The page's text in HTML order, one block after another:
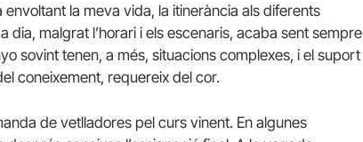
la meva vida, la itinerància als diferents
malgrat l’horari i els escenaris, acaba sent sempre
sovint tenen, a més, situacions complexes, i el suport
coneixement, requereix del cor.
de vetlladores pel curs vinent. En algunes